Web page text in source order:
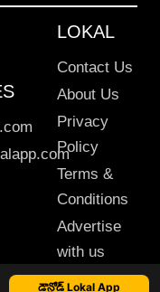
డౌన్లోడ్ Lokal App
LOKAL
Contact Us
About Us
Privacy
Policy
Terms &
Conditions
Advertise
with us
Sitemap